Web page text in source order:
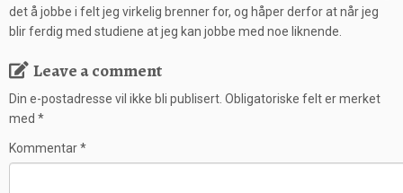
det å jobbe i felt jeg virkelig brenner for, og håper derfor at når jeg
blir ferdig med studiene at jeg kan jobbe med noe liknende.
Leave a comment
Din e-postadresse vil ikke bli publisert. Obligatoriske felt er merket
med *
Kommentar*